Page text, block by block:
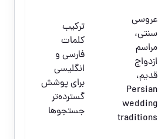
عروسی
سنتی،
مراسم
ازدواج
قدیم،
Persian
wedding
traditions
ترکیب
کلمات
فارسی و
انگلیسی
برای پوشش
گسترده‌تر
جستجوها